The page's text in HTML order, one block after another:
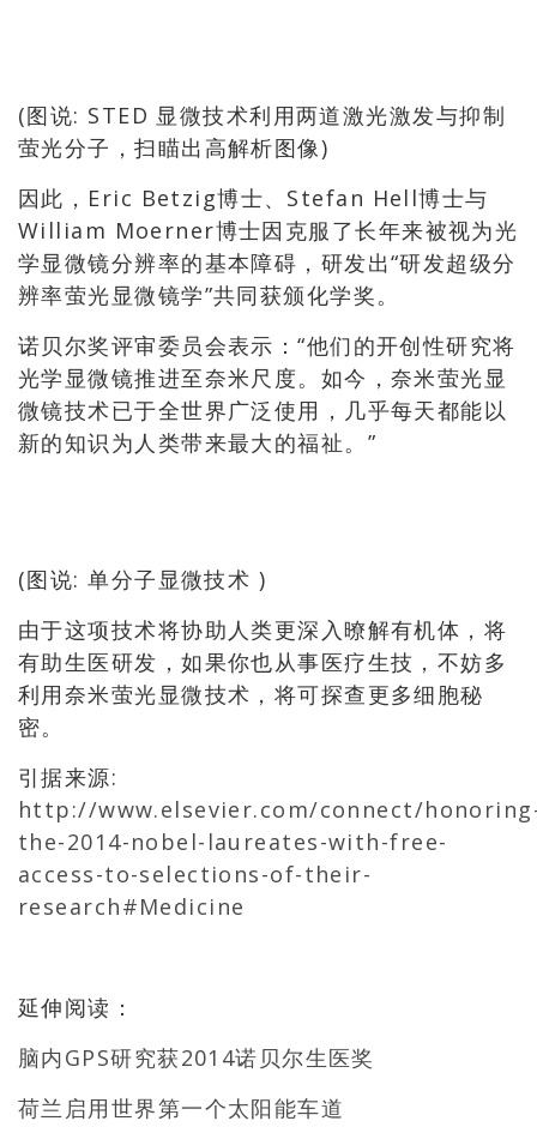
(图说: STED 显微技术利用两道激光激发与抑制
萤光分子，扫瞄出高解析图像)
因此，Eric Betzig博士、Stefan Hell博士与
William Moerner博士因克服了长年来被视为光
学显微镜分辨率的基本障碍，研发出“研发超级分
辨率萤光显微镜学”共同获颁化学奖。
诺贝尔奖评审委员会表示：“他们的开创性研究将
光学显微镜推进至奈米尺度。如今，奈米萤光显
微镜技术已于全世界广泛使用，几乎每天都能以
新的知识为人类带来最大的福祉。”
(图说: 单分子显微技术 )
由于这项技术将协助人类更深入暸解有机体，将
有助生医研发，如果你也从事医疗生技，不妨多
利用奈米萤光显微技术，将可探查更多细胞秘
密。
引据来源:
http://www.elsevier.com/connect/
the-2014-nobel-laureates-with-free-
access-to-selections-of-their-
research#Medicine
延伸阅读：
脑内GPS研究获2014诺贝尔生医奖
荷兰启用世界第一个太阳能车道